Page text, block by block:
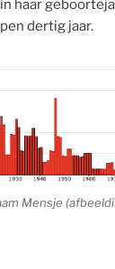
haar
dertig jaar.
Mensje